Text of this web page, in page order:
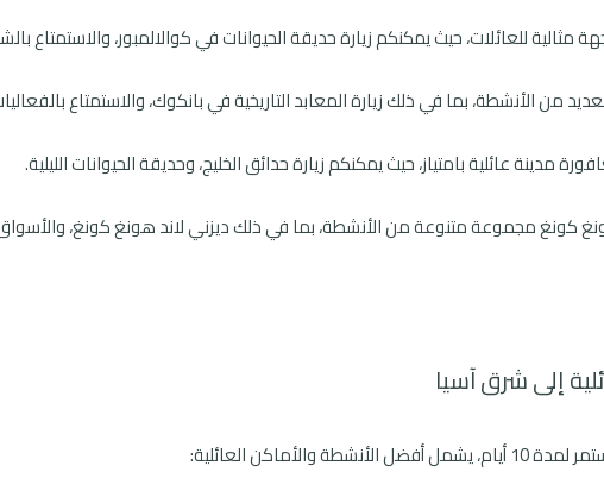
مثالية للعائلات، حيث يمكنكم زيارة حديقة الحيوانات في كوالالمبور، والاستمتاع
من الأنشطة، بما في ذلك زيارة المعابد التاريخية في بانكوك، والاستمتاع
مدينة عائلية بامتياز، حيث يمكنكم زيارة حدائق الخليج، وحديقة الحيوانات الليلية.
كونغ مجموعة متنوعة من الأنشطة، بما في ذلك ديزني لاند هونغ كونغ،
إلى شرق آسيا
والأماكن العائلية: